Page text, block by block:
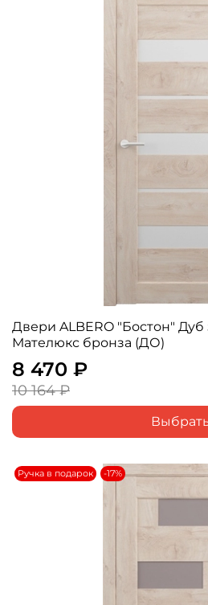
Двери ALBERO "Бостон" Дуб
Мателюкс бронза (ДО)
8 470 ₽
10 164 ₽
Ручка в подарок -17%